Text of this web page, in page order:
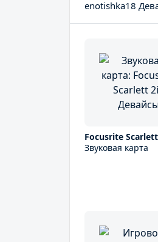
enotishka18
Focusrite
Звуковая карта